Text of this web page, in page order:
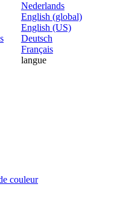
Nederlands
English (global)
English (US)
Deutsch
Français
langue
couleur